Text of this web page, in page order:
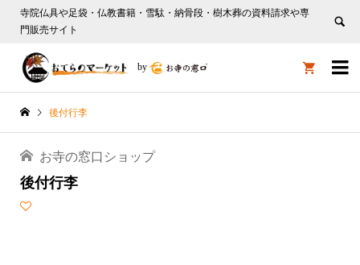
寺院仏具や足袋・仏教書籍・雪駄・納骨段・樹木葬の資料請求や専
門販売サイト

by 
後付行李
お寺の窓口ショップ
後付行李